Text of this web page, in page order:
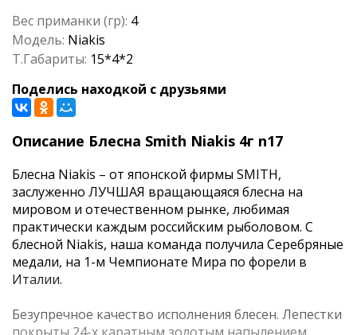
Вес приманки (гр): 4
Модель: Niakis
Т.Габариты: 15*4*2
Поделись находкой с друзьями
Описание Блесна Smith Niakis 4г n17
Блесна Niakis – от японской фирмы SMITH,
заслуженно ЛУЧШАЯ вращающаяся блесна на
мировом и отечественном рынке, любимая
практически каждым российским рыболовом. C
блесной Niakis, наша команда получила Серебряные
медали, на 1-м Чемпионате Мира по форели в
Италии.
Безупречное качество исполнения блесен. Лепестки